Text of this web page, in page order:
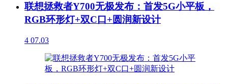
联想拯救者Y700无极发布：首发5G小平板，
RGB环形灯+双C口+圆润新设计
4 07.03